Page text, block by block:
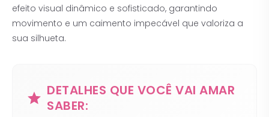
efeito visual dinâmico e sofisticado, garantindo
movimento e um caimento impecável que valoriza a
sua silhueta.
DETALHES QUE VOCÊ VAI AMAR
SABER: